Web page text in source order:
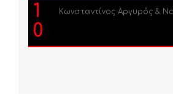
1
0
Κωνσταντίνος Αργυρός &